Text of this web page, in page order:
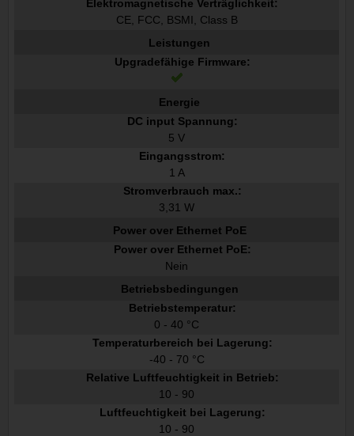
Elektromagnetische Verträglichkeit:
CE, FCC, BSMI, Class B
Leistungen
Upgradefähige Firmware:
Energie
DC input Spannung:
5 V
Eingangsstrom:
1 A
Stromverbrauch max.:
3,31 W
Power over Ethernet PoE
Power over Ethernet PoE:
Nein
Betriebsbedingungen
Betriebstemperatur:
0 - 40 °C
Temperaturbereich bei Lagerung:
-40 - 70 °C
Relative Luftfeuchtigkeit in Betrieb:
10 - 90
Luftfeuchtigkeit bei Lagerung:
10 - 90